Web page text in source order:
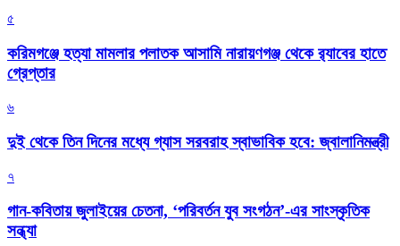
৫
করিমগঞ্জে হত্যা মামলার পলাতক আসামি নারায়ণগঞ্জ থেকে র‌্যাবের হাতে
গ্রেপ্তার
৬
দুই থেকে তিন দিনের মধ্যে গ্যাস সরবরাহ স্বাভাবিক হবে: জ্বালানিমন্ত্রী
৭
গান-কবিতায় জুলাইয়ের চেতনা, ‘পরিবর্তন যুব সংগঠন’-এর সাংস্কৃতিক
সন্ধ্যা